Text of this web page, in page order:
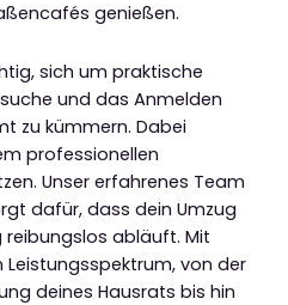
genießen.
sich um praktische
und das Anmelden
zu kümmern. Dabei
professionellen
Unser erfahrenes Team
dafür, dass dein Umzug
abläuft. Mit
von der
deines Hausrats bis hin